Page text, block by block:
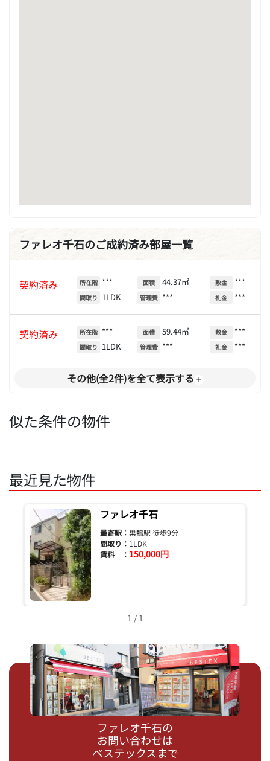
ファレオ千石のご成約済み部屋一覧
契約済み 所在階 ***
間取り 1LDK
面積 44.37㎡
管理費 ***
敷金 ***
礼金 ***
契約済み 所在階 ***
間取り 1LDK
面積 59.44㎡
管理費 ***
敷金 ***
礼金 ***
その他(全2件)を全て表示する
似た条件の物件
最近見た物件
ファレオ千石
最寄駅： 巣鴨駅 徒歩9分
間取り： 1LDK
賃料 ： 150,000円
1 / 1
ファレオ千石の
お問い合わせは
ベステックスまで